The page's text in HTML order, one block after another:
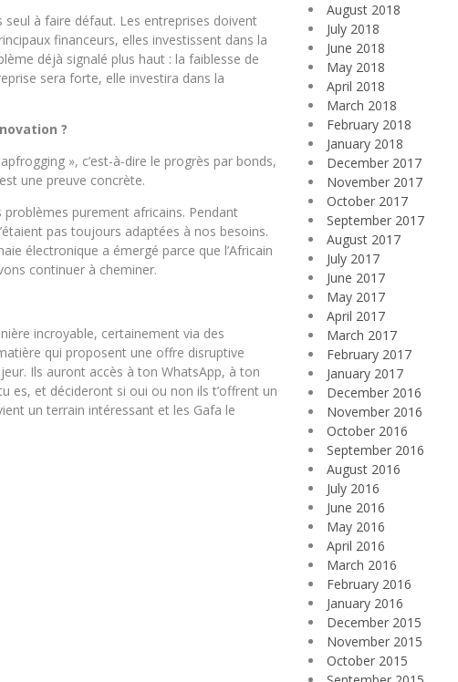
seul à faire défaut. Les entreprises doivent
financeurs, elles investissent dans la
déjà signalé plus haut : la faiblesse de
sera forte, elle investira dans la
?
», c’est-à-dire le progrès par bonds,
une preuve concrète.
problèmes purement africains. Pendant
pas toujours adaptées à nos besoins.
électronique a émergé parce que l’Africain
continuer à cheminer.
incroyable, certainement via des
qui proposent une offre disruptive
Ils auront accès à ton WhatsApp, à ton
es, et décideront si oui ou non ils t’offrent un
un terrain intéressant et les Gafa le
August 2018
July 2018
June 2018
May 2018
April 2018
March 2018
February 2018
January 2018
December 2017
November 2017
October 2017
September 2017
August 2017
July 2017
June 2017
May 2017
April 2017
March 2017
February 2017
January 2017
December 2016
November 2016
October 2016
September 2016
August 2016
July 2016
June 2016
May 2016
April 2016
March 2016
February 2016
January 2016
December 2015
November 2015
October 2015